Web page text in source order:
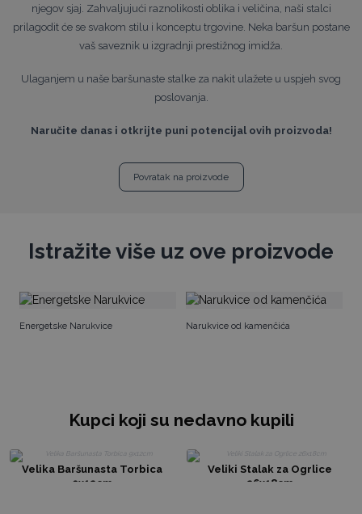
njegov sjaj. Zahvaljujući raznolikosti oblika i veličina, naši stalci
prilagodit će se svakom stilu i konceptu trgovine. Neka baršun postane
vaš saveznik u izgradnji prestižnog imidža.
Ulaganjem u naše baršunaste stalke za nakit ulažete u uspjeh svog
poslovanja.
Naručite danas i otkrijte puni potencijal ovih proizvoda!
Povratak na proizvode
Istražite više uz ove proizvode
Energetske Narukvice Narukvice od kamenčića
Kupci koji su nedavno kupili
Velika Baršunasta Torbica
9x12cm
Veliki Stalak za Ogrlice
26x18cm